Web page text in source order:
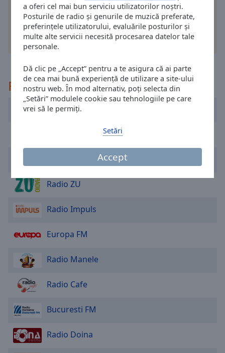
a oferi cel mai bun serviciu utilizatorilor noștri.
Posturile de radio și genurile de muzică preferate,
preferințele utilizatorului, evaluările posturilor și
multe alte servicii necesită procesarea datelor tale
personale.
Dă clic pe „Accept” pentru a te asigura că ai parte
de cea mai bună experiență de utilizare a site-ului
nostru web. În mod alternativ, poți selecta din
„Setări” modulele cookie sau tehnologiile pe care
vrei să le permiți.
Accept
Setări
window.
Color
Opacity
Background
Opacity
Area
Background
Opacity
Font
alte optiuni
Recomandat
Radio România Actualități
Radio ZU
Radio Impuls
Europa FM
Radio Manele
Radio Cafe
Bucuresti FM
Radio Doina